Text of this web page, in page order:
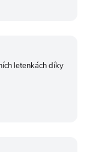
letenkách díky